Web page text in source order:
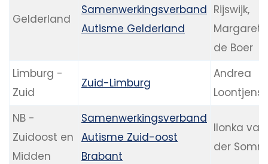
Gelderland
Samenwerkingsverband
Autisme Gelderland
Rijswijk,
Margareth
de Boer
Limburg -
Zuid
Zuid-Limburg
Andrea
Loontjens
NB -
Zuidoost en
Midden
Samenwerkingsverband
Autisme Zuid-oost
Brabant
Ilonka van
der